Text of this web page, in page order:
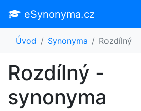
eSynonyma.cz
Úvod Synonyma Rozdílný
Rozdílný -
synonyma